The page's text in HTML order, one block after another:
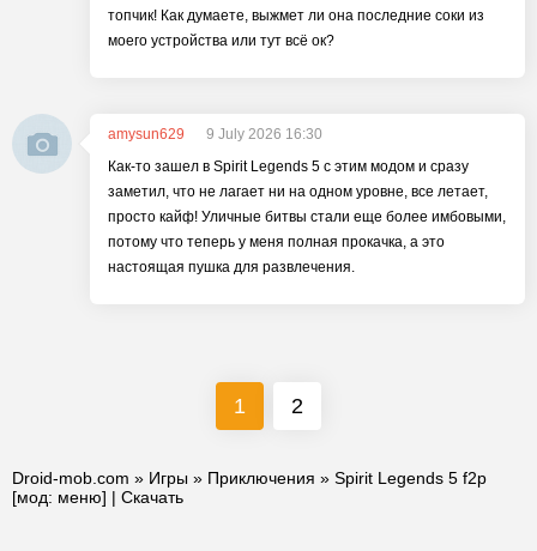
топчик! Как думаете, выжмет ли она последние соки из
моего устройства или тут всё ок?
amysun629
9 July 2026 16:30
Как-то зашел в Spirit Legends 5 c этим модом и сразу
заметил, что не лагает ни на одном уровне, все летает,
просто кайф! Уличные битвы стали еще более имбовыми,
потому что теперь у меня полная прокачка, а это
настоящая пушка для развлечения.
1 2
Droid-mob.com » Игры » Приключения » Spirit Legends 5 f2p
[мод: меню] | Скачать